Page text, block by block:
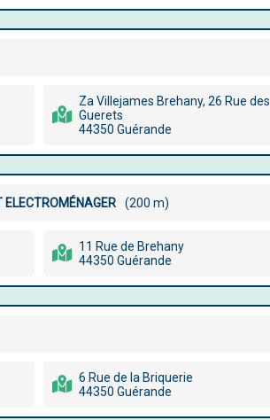
Za Villejames Brehany, 26 Rue des
Guerets
44350 Guérande
ELECTROMÉNAGER (200 m)
11 Rue de Brehany
44350 Guérande
6 Rue de la Briquerie
44350 Guérande